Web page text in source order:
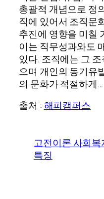
총괄적 개념으로 정
직에 있어서 조직문
추진에 영향을 미칠
이는 직무성과와도
있다. 조직에는 그
으며 개인의 동기유
의 문화가 적절하게…
출처 :해피캠퍼스
고전이론 사회
특징